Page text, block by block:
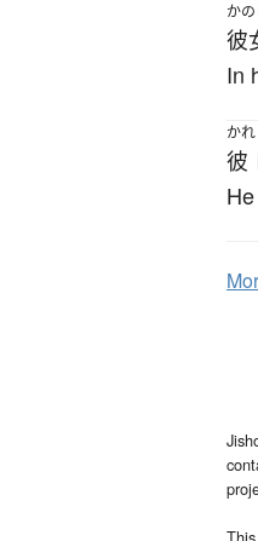
か
彼
In
かれ
彼